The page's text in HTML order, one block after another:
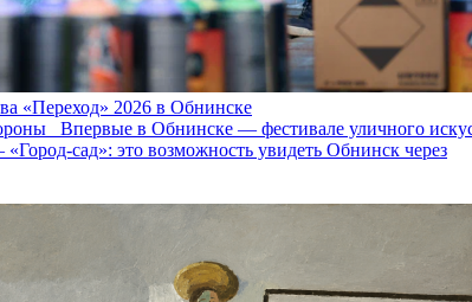
«Переход» 2026 в Обнинске
Впервые в Обнинске — фестивале уличного
это возможность увидеть Обнинск через